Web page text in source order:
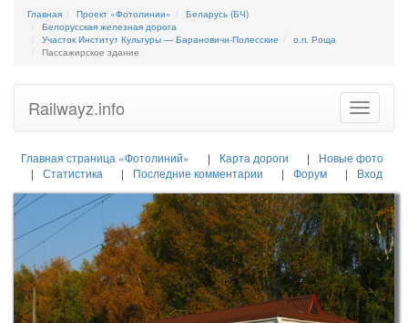
Главная Проект «Фотолинии»
Беларусь (БЧ)
Белорусская железная дорога
Участок Институт Культуры — Барановичи-Полесские
о.п. Роща
Пассажирское здание
Toggle
Railwayz.info
Главная страница «Фотолиний» Карта дороги
Новые фото
Статистика
Последние комментарии Форум Вход